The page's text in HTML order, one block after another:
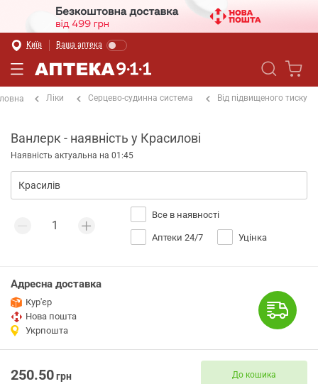
Київ Ваша аптека
Ліки Серцево-судинна система Від підвищеного тиску
Ванлерк - наявність у Красилові
Наявність актуальна на 01:45
Все в наявності
Аптеки 24/7 Уцінка
Адресна доставка
Кур'єр
Нова пошта
Укрпошта
250.50грн До кошика